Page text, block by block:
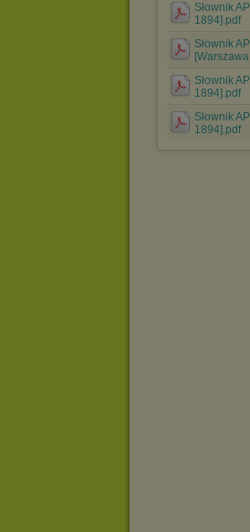
Słownik
1894].pdf
Słownik
Słownik
1894].pdf
Słownik
1894].pdf